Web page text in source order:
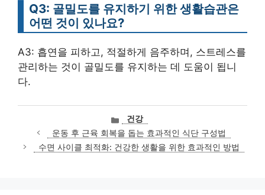
Q3: 골밀도를 유지하기 위한 생활습관은
어떤 것이 있나요?
A3: 흡연을 피하고, 적절하게 음주하며, 스트레스를
관리하는 것이 골밀도를 유지하는 데 도움이 됩니
다.
카
테
고
리
건강
운동 후 근육 회복을 돕는 효과적인 식단 구성법
수면 사이클 최적화: 건강한 생활을 위한 효과적인 방법